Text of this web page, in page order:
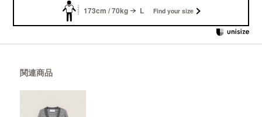
173cm / 70kg L Find your size
関連商品